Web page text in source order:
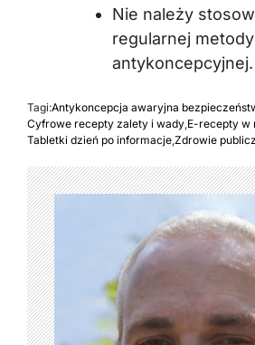
Nie należy
regularnej metody
antykoncepcyjnej.
Tagi:Antykoncepcja awaryjna
Cyfrowe recepty zalety i wady E-recepty w
Tabletki dzień po informacje Zdrowie